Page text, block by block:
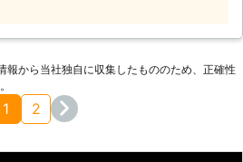
様からご依頼を受けた段階で素早く現
もりを行います。お客様にご納得いた
だければ少しでも早く問題を解決する
報から当社独⾃に収集したもののため、正確性
1 2